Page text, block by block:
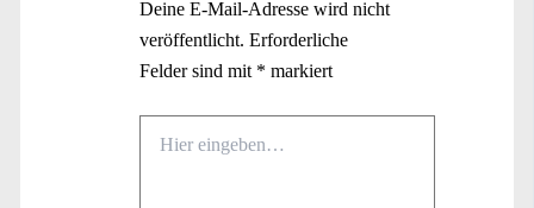
Deine E-Mail-Adresse wird nicht
veröffentlicht. Erforderliche
Felder sind mit * markiert
eingeben…